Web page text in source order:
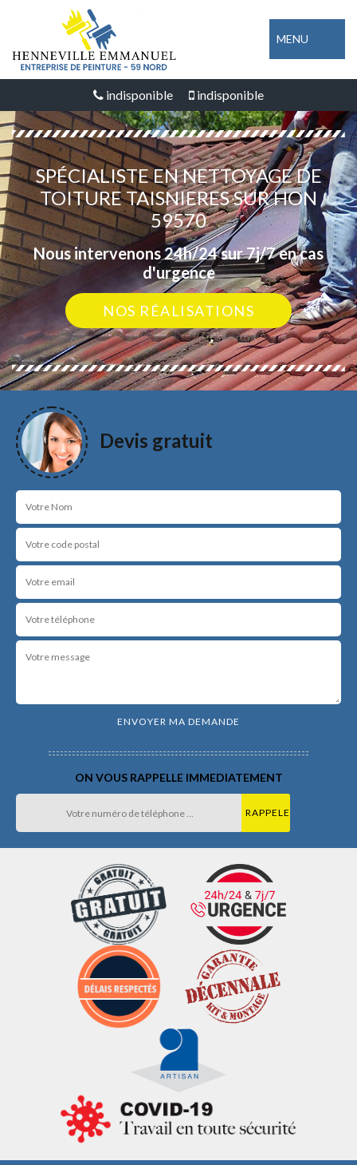
MENU
indisponible indisponible
SPÉCIALISTE EN NETTOYAGE DE
TOITURE TAISNIERES SUR HON
59570
Nous intervenons 24h/24 sur 7j/7 en cas
d'urgence
NOS RÉALISATIONS
Devis gratuit
ON VOUS RAPPELLE IMMEDIATEMENT